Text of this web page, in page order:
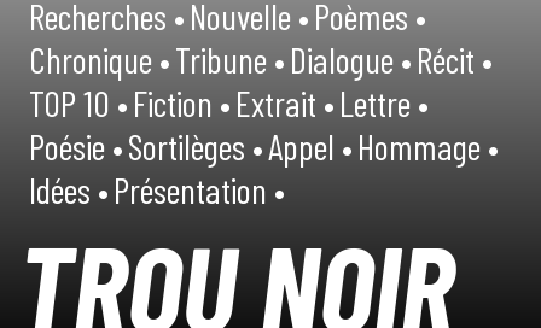
Recherches •Nouvelle •Poèmes •
Chronique •Tribune •Dialogue •Récit •
TOP 10 •Fiction •Extrait •Lettre •
Poésie •Sortilèges •Appel •Hommage •
Idées •Présentation •
TROU NOIR